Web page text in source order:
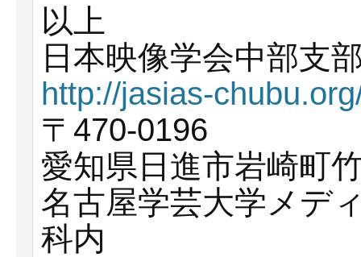
以上
日本映像学会中部支
http://jasias-
〒470-0196
愛知県日進市岩崎町
名古屋学芸大学メデ
科内